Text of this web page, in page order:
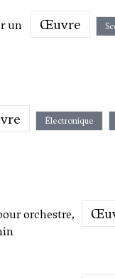
un
Œuvre
Électronique
orchestre,